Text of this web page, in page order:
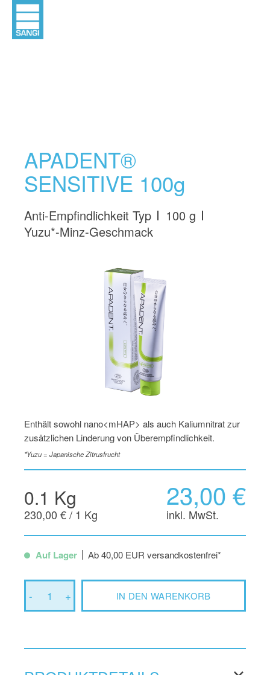
APADENT®
SENSITIVE 100g
Anti-Empfindlichkeit Typ
100 g
Yuzu*-Minz-Geschmack
Enthält sowohl nano<mHAP> als auch Kaliumnitrat zur
zusätzlichen Linderung von Überempfindlichkeit.
*Yuzu = Japanische Zitrusfrucht
0.1 Kg
230,00 € / 1 Kg
23,00 €
inkl. MwSt.
Auf Lager Ab 40,00 EUR versandkostenfrei*
- 1 + IN DEN WARENKORB